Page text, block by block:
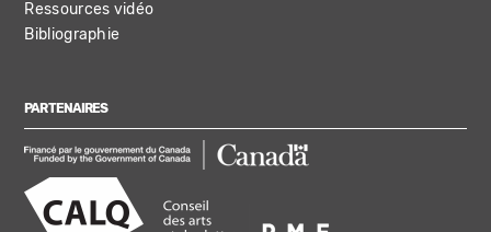
Ressources vidéo
Bibliographie
PARTENAIRES